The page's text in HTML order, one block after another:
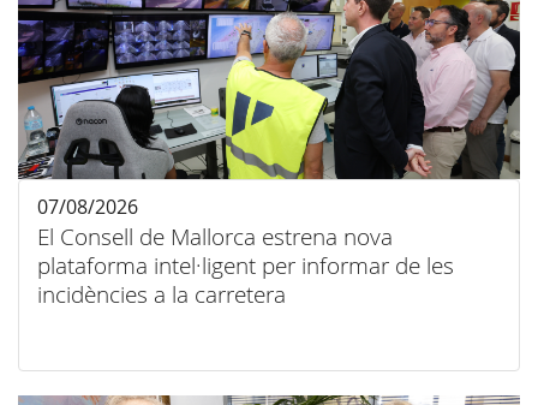
El Consell de Mallorca estrena nova
plataforma intel·ligent per informar de les
incidències a la carretera
07/08/2026